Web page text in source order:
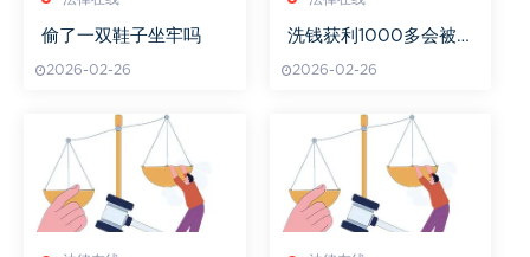
偷了一双鞋子坐牢吗
2026-02-26
洗钱获利1000多会被
2026-02-26